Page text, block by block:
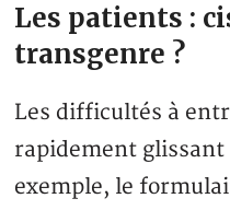
Les patients :
transgenre ?
Les difficultés à
rapidement
exemple, le